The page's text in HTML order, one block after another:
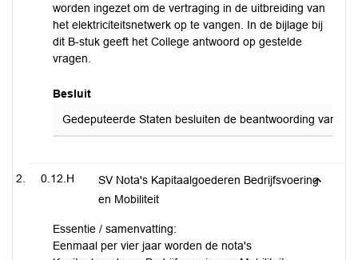
worden ingezet om de vertraging in de uitbreiding van
het elektriciteitsnetwerk op te vangen. In de bijlage bij
dit B-stuk geeft het College antwoord op gestelde
vragen.
Besluit
Gedeputeerde Staten besluiten de beantwoording van
0.12.H
SV Nota's Kapitaalgoederen Bedrijfsvoering
en Mobiliteit
Essentie / samenvatting:
Eenmaal per vier jaar worden de nota's